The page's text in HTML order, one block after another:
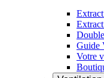
Guide
Votre